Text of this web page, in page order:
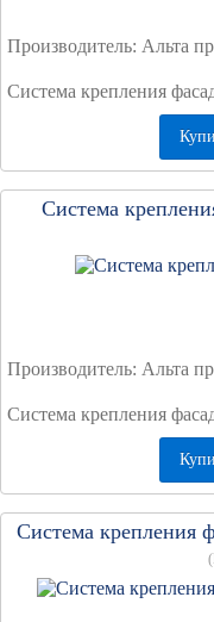
Производитель: Альта
Система крепления
Система
Производитель: Альта
Система крепления
Система крепления